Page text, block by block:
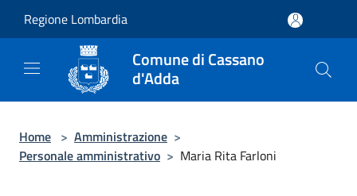
Regione Lombardia
Comune di Cassano
d'Adda
Home > Amministrazione >
Personale amministrativo > Maria Rita Farloni